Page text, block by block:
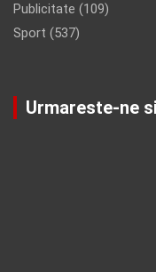
Publicitate (109)
Sport (537)
Urmareste-ne